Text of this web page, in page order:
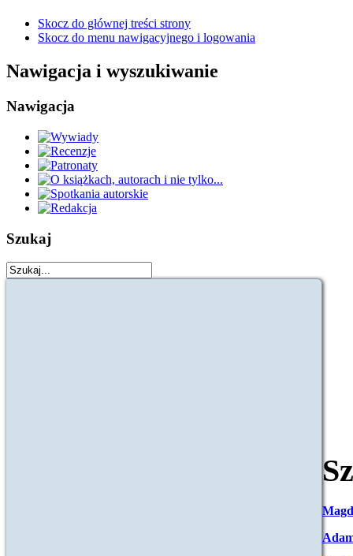
Skocz do głównej treści strony
Skocz do menu nawigacyjnego i logowania
Nawigacja i wyszukiwanie
Nawigacja
Szukaj